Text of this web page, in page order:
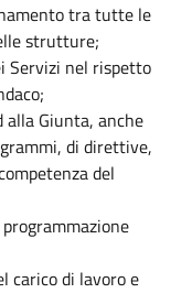
tra tutte le
strutture;
Servizi nel rispetto
alla Giunta, anche
di direttive,
del
carico di lavoro e